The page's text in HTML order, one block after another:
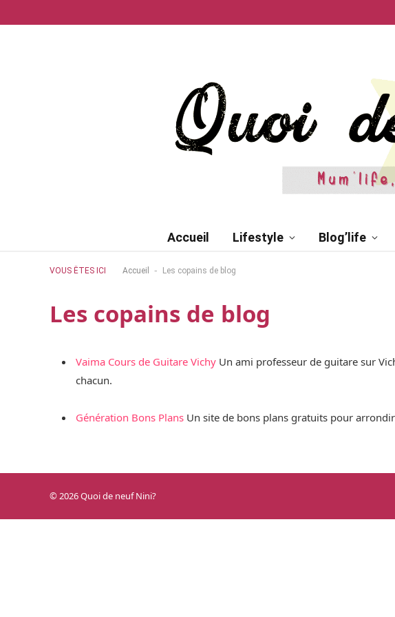
Accueil Lifestyle Blog’life
VOUS ÊTES ICI Accueil - Les copains de blog
Les copains de blog
Vaima Cours de Guitare Vichy Un ami professeur de guitare sur
chacun.
Génération Bons Plans Un site de bons plans gratuits pour
© 2026 Quoi de neuf Nini?